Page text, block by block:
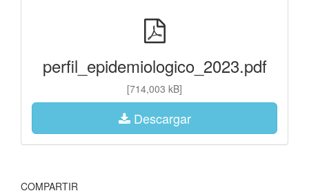
perfil_epidemiologico_2023.pdf
[714,003 kB]
Descargar
COMPARTIR